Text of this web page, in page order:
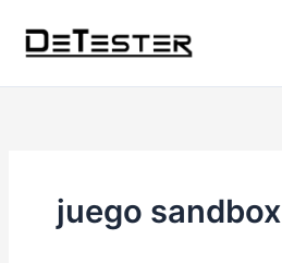
contenido
juego sandbox